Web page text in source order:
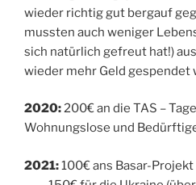
wieder richtig gut bergauf
mussten auch weniger
sich natürlich gefreut hat!)
wieder mehr Geld gespendet
2020:200€ an die TAS –
Wohnungslose und
2021:100€ ans Basar-Projekt